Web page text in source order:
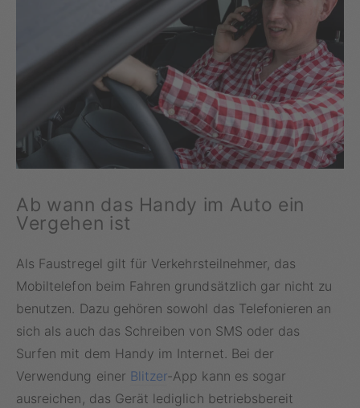
Ab wann das Handy im Auto ein
Vergehen ist
Als Faustregel gilt für Verkehrsteilnehmer, das
Mobiltelefon beim Fahren grundsätzlich gar nicht zu
benutzen. Dazu gehören sowohl das Telefonieren an
sich als auch das Schreiben von SMS oder das
Surfen mit dem Handy im Internet. Bei der
Verwendung einer Blitzer-App kann es sogar
ausreichen, das Gerät lediglich betriebsbereit